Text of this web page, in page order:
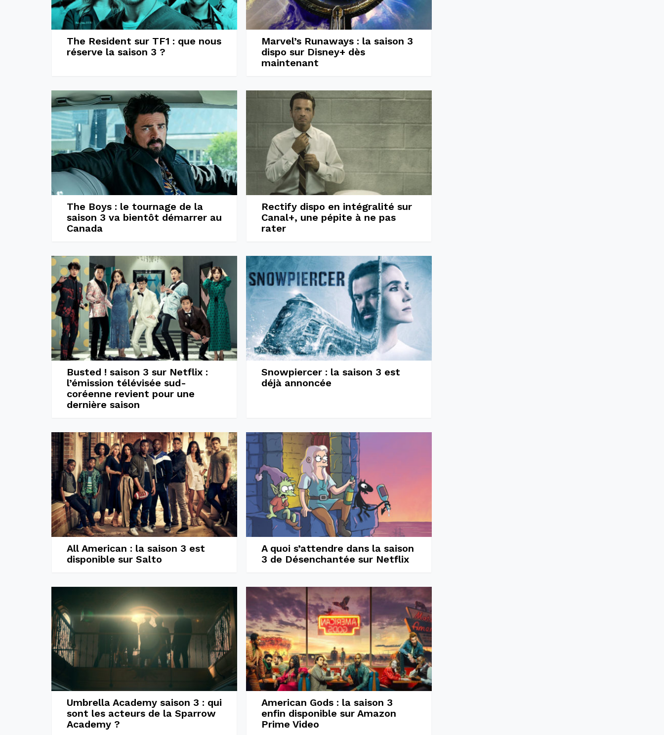
The Resident sur TF1 : que nous
réserve la saison 3 ?
Marvel’s Runaways : la saison 3
dispo sur Disney+ dès
maintenant
The Boys : le tournage de la
saison 3 va bientôt démarrer au
Canada
Rectify dispo en intégralité sur
Canal+, une pépite à ne pas
rater
Busted ! saison 3 sur Netflix :
l’émission télévisée sud-
coréenne revient pour une
dernière saison
Snowpiercer : la saison 3 est
déjà annoncée
All American : la saison 3 est
disponible sur Salto
A quoi s’attendre dans la saison
3 de Désenchantée sur Netflix
Umbrella Academy saison 3 : qui
sont les acteurs de la Sparrow
Academy ?
American Gods : la saison 3
enfin disponible sur Amazon
Prime Video